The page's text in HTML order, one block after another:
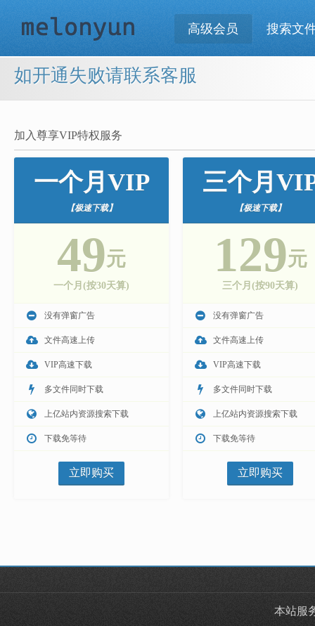
高级会员 搜索文
如开通失败请联系客服
加入尊享VIP特权服务
一个月VIP
【极速下载】
49元
一个月(按30天算)
没有弹窗广告
文件高速上传
VIP高速下载
多文件同时下载
上亿站内资源搜索下载
下载免等待
立即购买
三个月
【极速下载】
129元
三个月(按90天算)
没有弹窗广告
文件高速上传
VIP高速下载
多文件同时下载
上亿站内资源搜索下载
下载免等待
立即购买
本站服